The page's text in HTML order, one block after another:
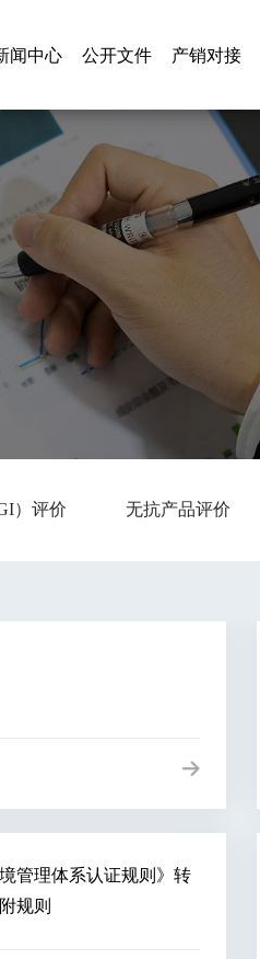
闻中心 公开文件 产销对接
）评价 无抗产品评价
管理体系认证规则》转
规则